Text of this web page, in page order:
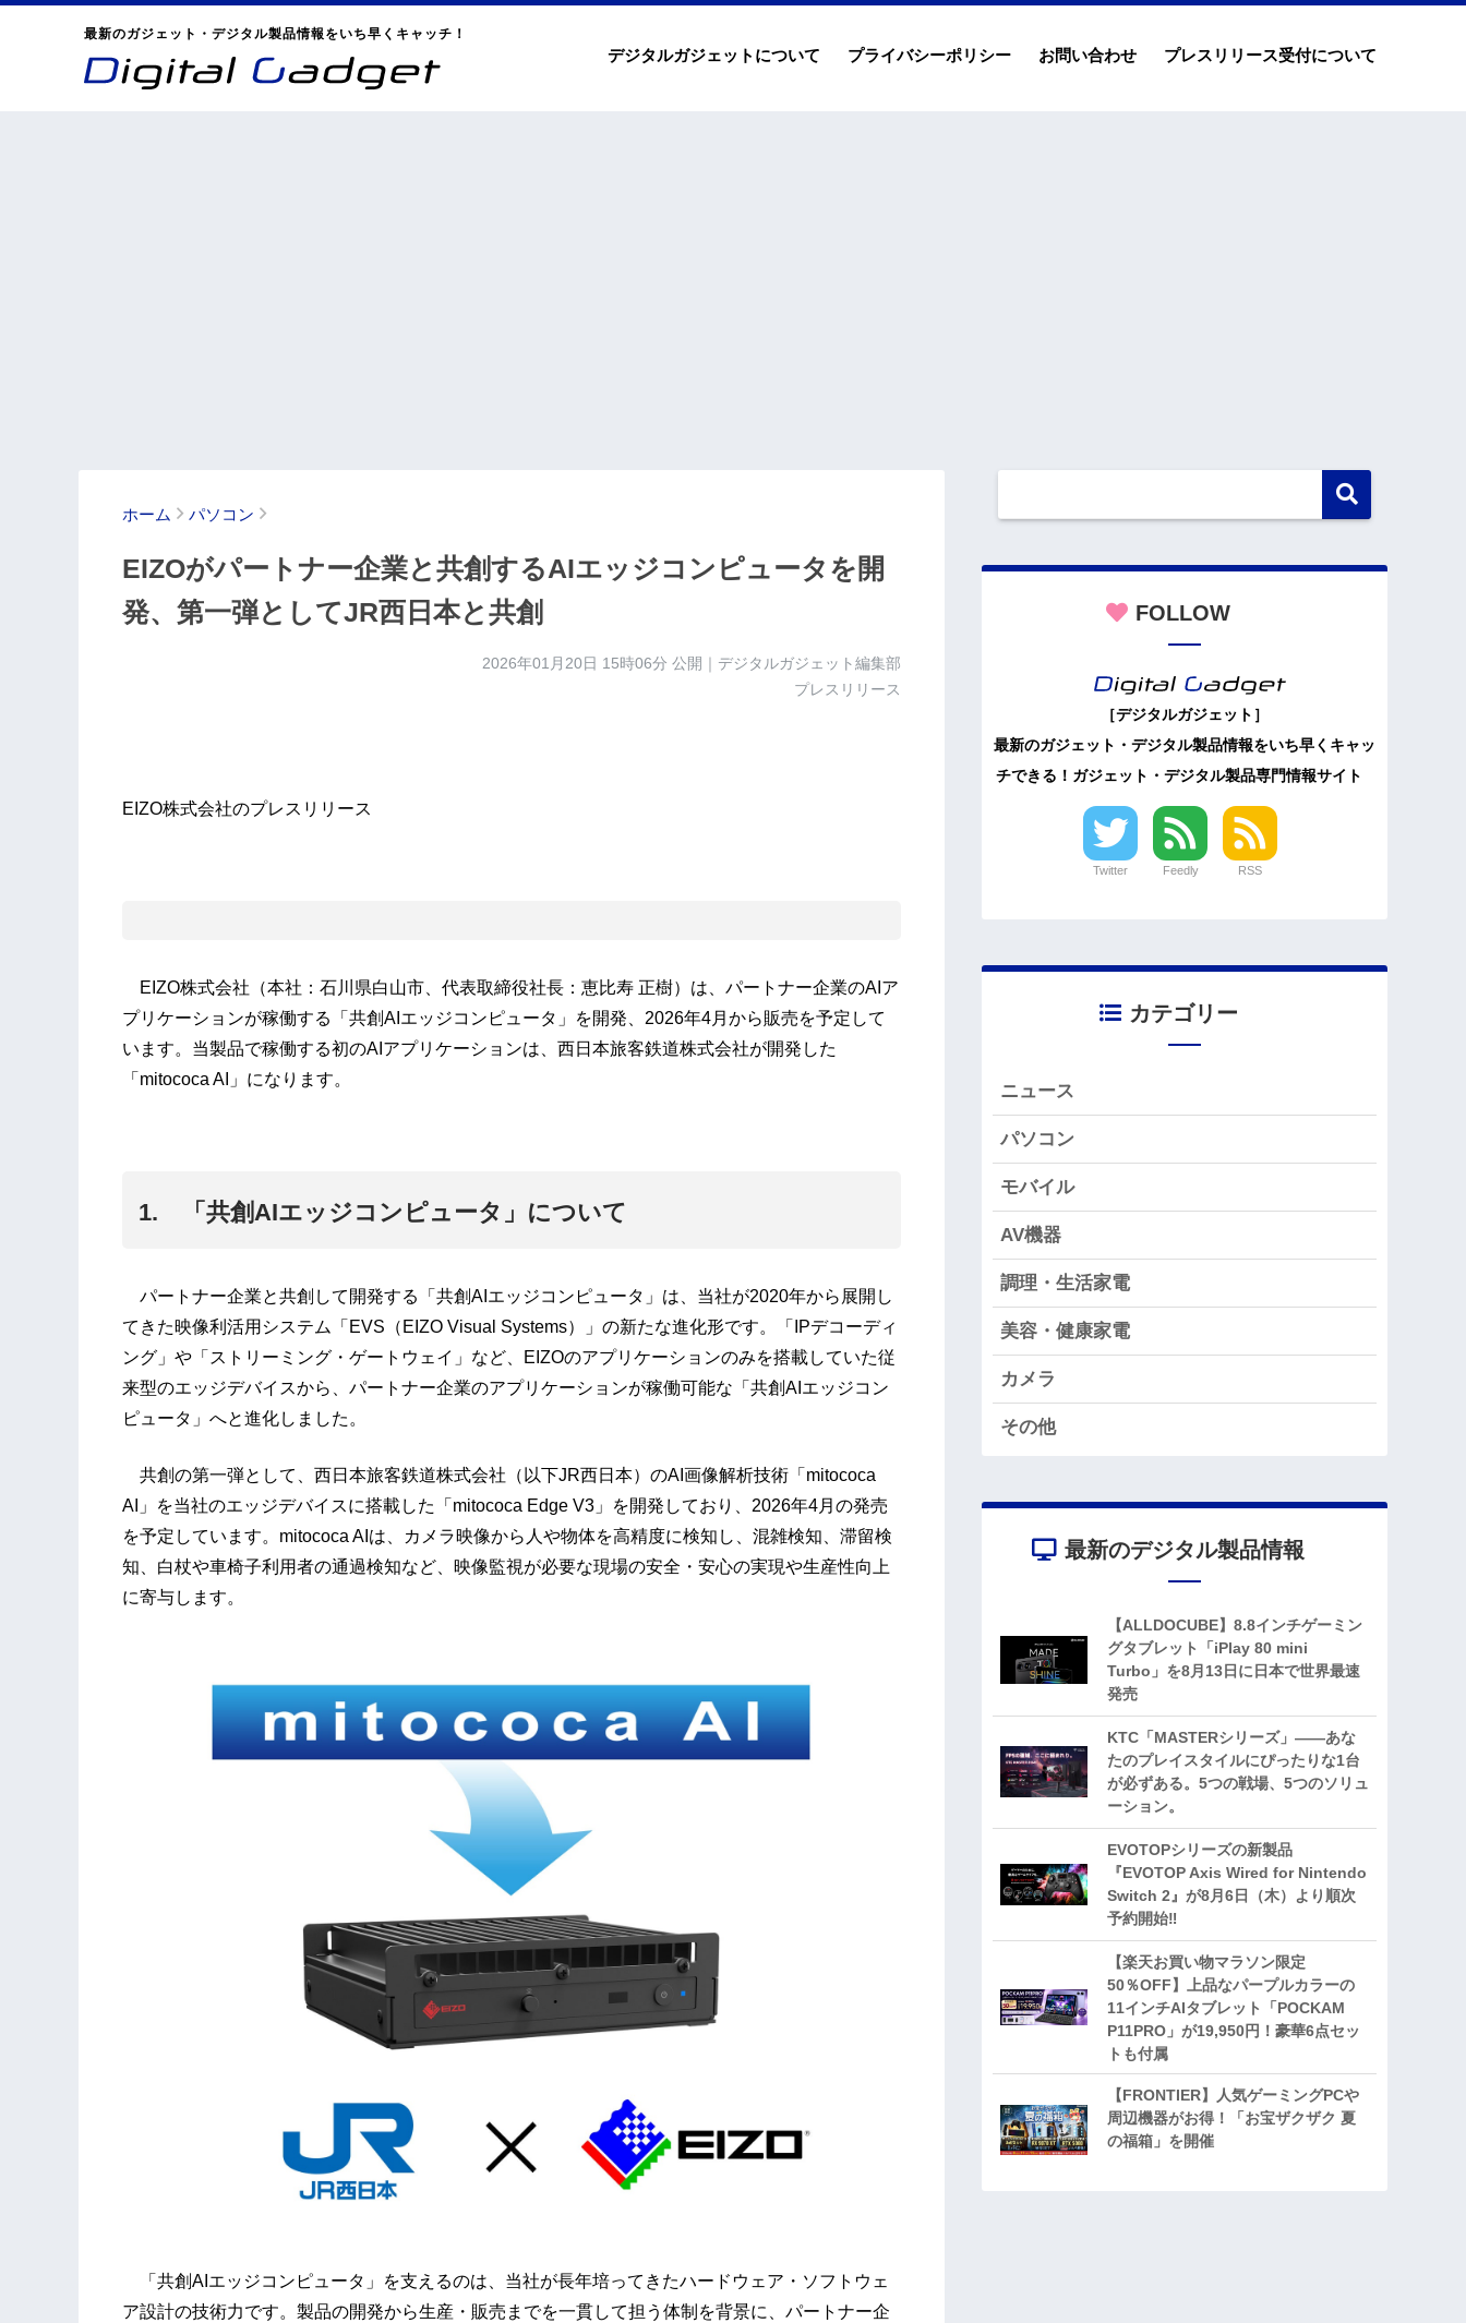
最新のガジェット・デジタル製品情報をいち早くキャッチ！
デジタルガジェットについて プライバシーポリシー お問い合わせ プレスリリース受付について
ホーム パソコン
EIZOがパートナー企業と共創するAIエッジコンピュータを開
発、第一弾としてJR西日本と共創
2026年01月20日 15時06分 公開｜デジタルガジェット編集部
プレスリリース
EIZO株式会社のプレスリリース
EIZO株式会社（本社：石川県白山市、代表取締役社長：恵比寿 正樹）は、パートナー企業のAIア
プリケーションが稼働する「共創AIエッジコンピュータ」を開発、2026年4月から販売を予定して
います。当製品で稼働する初のAIアプリケーションは、西日本旅客鉄道株式会社が開発した
「mitococa AI」になります。
1. 「共創AIエッジコンピュータ」について
パートナー企業と共創して開発する「共創AIエッジコンピュータ」は、当社が2020年から展開し
てきた映像利活用システム「EVS（EIZO Visual Systems）」の新たな進化形です。「IPデコーディ
ング」や「ストリーミング・ゲートウェイ」など、EIZOのアプリケーションのみを搭載していた従
来型のエッジデバイスから、パートナー企業のアプリケーションが稼働可能な「共創AIエッジコン
ピュータ」へと進化しました。
共創の第一弾として、西日本旅客鉄道株式会社（以下JR西日本）のAI画像解析技術「mitococa
AI」を当社のエッジデバイスに搭載した「mitococa Edge V3」を開発しており、2026年4月の発売
を予定しています。mitococa AIは、カメラ映像から人や物体を高精度に検知し、混雑検知、滞留検
知、白杖や車椅子利用者の通過検知など、映像監視が必要な現場の安全・安心の実現や生産性向上
に寄与します。
「共創AIエッジコンピュータ」を支えるのは、当社が長年培ってきたハードウェア・ソフトウェ
ア設計の技術力です。製品の開発から生産・販売までを一貫して担う体制を背景に、パートナー企
FOLLOW
［デジタルガジェット］
最新のガジェット・デジタル製品情報をいち早くキャッ
チできる！ガジェット・デジタル製品専門情報サイト
Twitter Feedly RSS
カテゴリー
ニュース
パソコン
モバイル
AV機器
調理・生活家電
美容・健康家電
カメラ
その他
最新のデジタル製品情報
【ALLDOCUBE】8.8インチゲーミン
グタブレット「iPlay 80 mini
Turbo」を8月13日に日本で世界最速
発売
KTC「MASTERシリーズ」――あな
たのプレイスタイルにぴったりな1台
が必ずある。5つの戦場、5つのソリュ
ーション。
EVOTOPシリーズの新製品
『EVOTOP Axis Wired for Nintendo
Switch 2』が8月6日（木）より順次
予約開始‼
【楽天お買い物マラソン限定
50％OFF】上品なパープルカラーの
11インチAIタブレット「POCKAM
P11PRO」が19,950円！豪華6点セッ
トも付属
【FRONTIER】人気ゲーミングPCや
周辺機器がお得！「お宝ザクザク 夏
の福箱」を開催